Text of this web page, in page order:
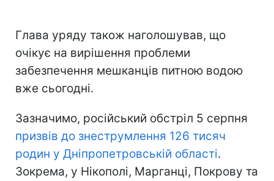
Глава уряду також наголошував, що
очікує на вирішення проблеми
забезпечення мешканців питною водою
вже сьогодні.
Зазначимо, російський обстріл 5 серпня
призвів до знеструмлення 126 тисяч
родин у Дніпропетровській області.
Зокрема, у Нікополі, Марганці, Покрову та